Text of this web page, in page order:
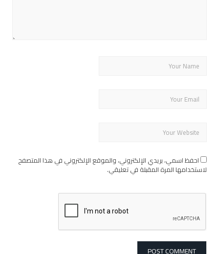
احفظ اسمي، بريدي الإلكتروني، والموقع الإلكتروني في هذا المتصفح
لاستخدامها المرة المقبلة في تعليقي.